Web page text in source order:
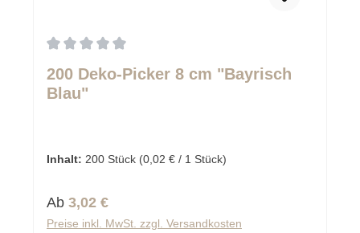
200 Deko-Picker 8 cm "Bayrisch
Blau"
Inhalt: 200 Stück (0,02 € / 1 Stück)
Regulärer Preis:
Ab 3,02 €
Preise inkl. MwSt. zzgl. Versandkosten